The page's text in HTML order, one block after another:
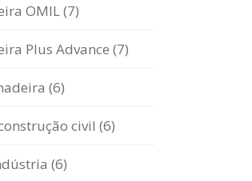
OMIL (7)
Plus Advance (7)
(6)
civil (6)
(6)